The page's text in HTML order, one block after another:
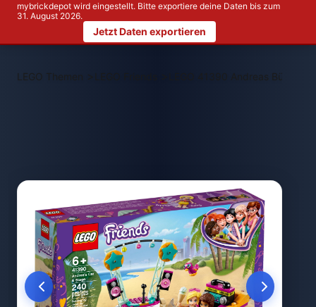
mybrickdepot wird eingestellt. Bitte exportiere deine Daten bis zum
31. August 2026.
Jetzt Daten exportieren
LEGO Themen > LEGO 41390 Andreas Bühne &